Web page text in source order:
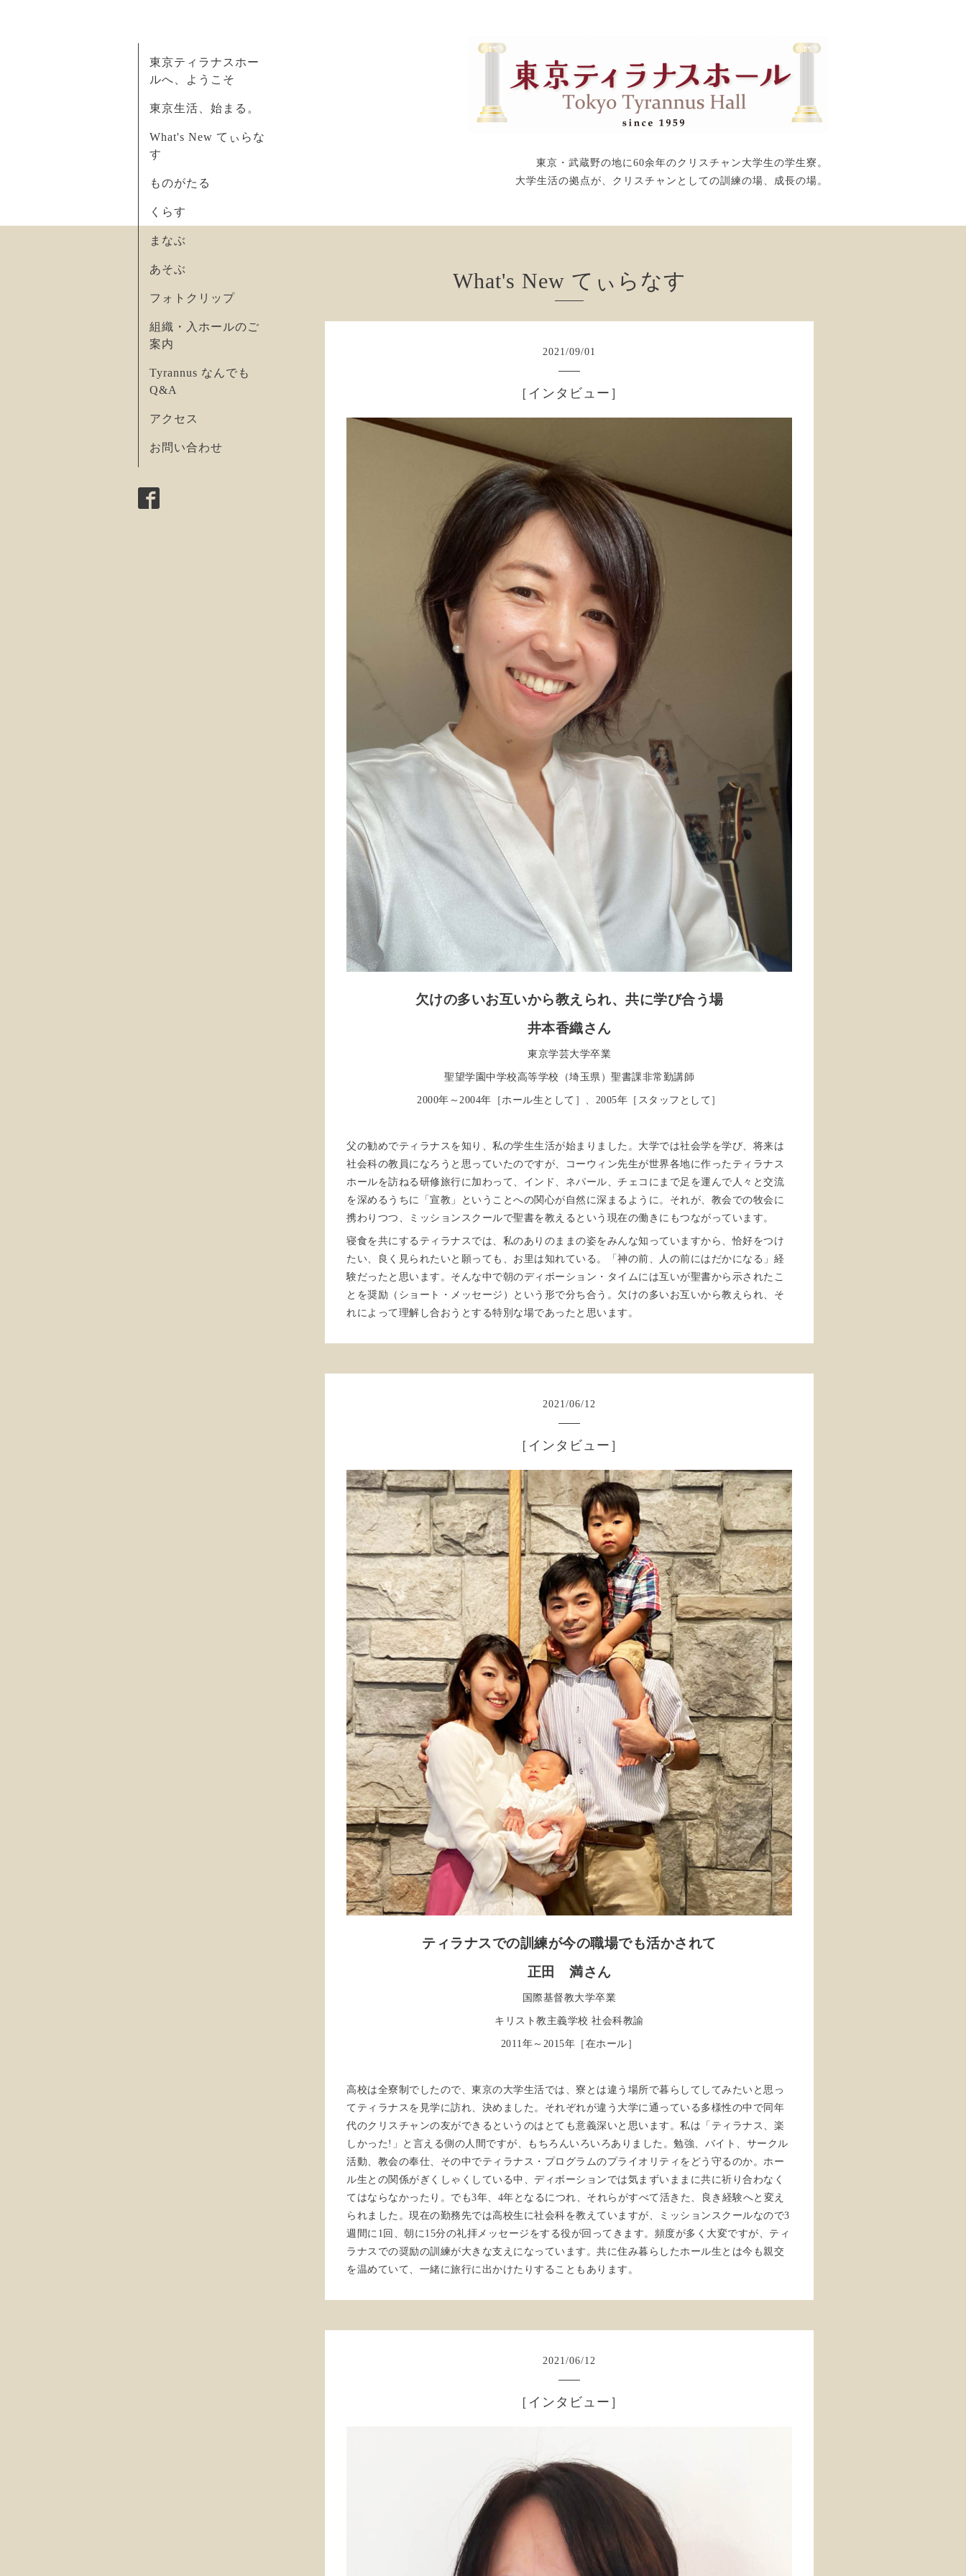
東京・武蔵野の地に60余年のクリスチャン大学生の学生寮。
大学生活の拠点が、クリスチャンとしての訓練の場、成長の場。
東京ティラナスホー
ルへ、ようこそ
東京生活、始まる。
What's New てぃらな
す
ものがたる
くらす
まなぶ
あそぶ
フォトクリップ
組織・入ホールのご
案内
Tyrannus なんでも
Q&A
アクセス
お問い合わせ
What's New てぃらなす
2021/09/01
［インタビュー］
欠けの多いお互いから教えられ、共に学び合う場
井本香織さん
東京学芸大学卒業
聖望学園中学校高等学校（埼玉県）聖書課非常勤講師
2000年～2004年［ホール生として］、2005年［スタッフとして］
父の勧めでティラナスを知り、私の学生生活が始まりました。大学では社会学を学び、将来は
社会科の教員になろうと思っていたのですが、コーウィン先生が世界各地に作ったティラナス
ホールを訪ねる研修旅行に加わって、インド、ネパール、チェコにまで足を運んで人々と交流
を深めるうちに「宣教」ということへの関心が自然に深まるように。それが、教会での牧会に
携わりつつ、ミッションスクールで聖書を教えるという現在の働きにもつながっています。
寝食を共にするティラナスでは、私のありのままの姿をみんな知っていますから、恰好をつけ
たい、良く見られたいと願っても、お里は知れている。「神の前、人の前にはだかになる」経
験だったと思います。そんな中で朝のディボーション・タイムには互いが聖書から示されたこ
とを奨励（ショート・メッセージ）という形で分ち合う。欠けの多いお互いから教えられ、そ
れによって理解し合おうとする特別な場であったと思います。
2021/06/12
［インタビュー］
ティラナスでの訓練が今の職場でも活かされて
正田 満さん
国際基督教大学卒業
キリスト教主義学校 社会科教諭
2011年～2015年［在ホール］
高校は全寮制でしたので、東京の大学生活では、寮とは違う場所で暮らしてしてみたいと思っ
てティラナスを見学に訪れ、決めました。それぞれが違う大学に通っている多様性の中で同年
代のクリスチャンの友ができるというのはとても意義深いと思います。私は「ティラナス、楽
しかった!」と言える側の人間ですが、もちろんいろいろありました。勉強、バイト、サークル
活動、教会の奉仕、その中でティラナス・プログラムのプライオリティをどう守るのか。ホー
ル生との関係がぎくしゃくしている中、ディボーションでは気まずいままに共に祈り合わなく
てはならなかったり。でも3年、4年となるにつれ、それらがすべて活きた、良き経験へと変え
られました。現在の勤務先では高校生に社会科を教えていますが、ミッションスクールなので3
週間に1回、朝に15分の礼拝メッセージをする役が回ってきます。頻度が多く大変ですが、ティ
ラナスでの奨励の訓練が大きな支えになっています。共に住み暮らしたホール生とは今も親交
を温めていて、一緒に旅行に出かけたりすることもあります。
2021/06/12
［インタビュー］